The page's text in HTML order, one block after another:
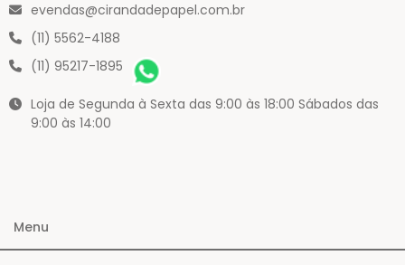
evendas@cirandadepapel.com.br
(11) 5562-4188
(11) 95217-1895
Loja de Segunda à Sexta das 9:00 às 18:00 Sábados das
9:00 às 14:00
Menu